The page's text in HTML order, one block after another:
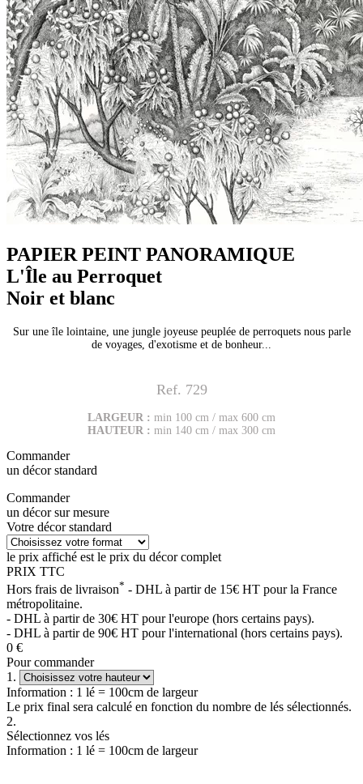
PAPIER PEINT PANORAMIQUE
L'Île au Perroquet
Noir et blanc
Sur une île lointaine, une jungle joyeuse peuplée de perroquets nous parle
de voyages, d'exotisme et de bonheur...
Ref. 729
LARGEUR : min 100 cm / max 600 cm
HAUTEUR : min 140 cm / max 300 cm
Commander
un décor standard
Commander
un décor sur mesure
Votre décor standard
le prix affiché est le prix du décor complet
PRIX TTC
Hors frais de livraison* - DHL à partir de 15€ HT pour la France
métropolitaine.
- DHL à partir de 30€ HT pour l'europe (hors certains pays).
- DHL à partir de 90€ HT pour l'international (hors certains pays).
0 €
Pour commander
1.
Information : 1 lé = 100cm de largeur
Le prix final sera calculé en fonction du nombre de lés sélectionnés.
2.
Sélectionnez vos lés
Information : 1 lé = 100cm de largeur